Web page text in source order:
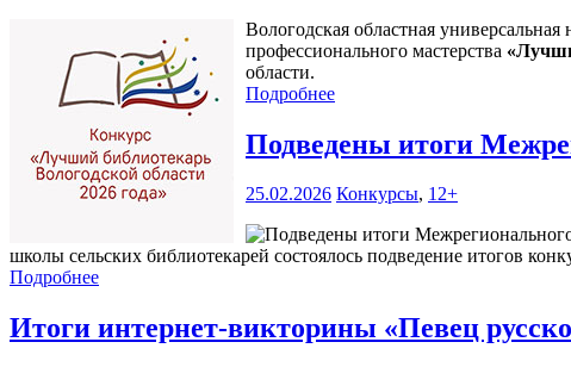
Вологодская областная
профессионального мастерства
области.
Подробнее
Подведены итоги
25.02.2026 Конкурсы, 12+
школы сельских библиотекарей состоялось подведение итогов
Подробнее
Итоги интернет-викторины «Певец